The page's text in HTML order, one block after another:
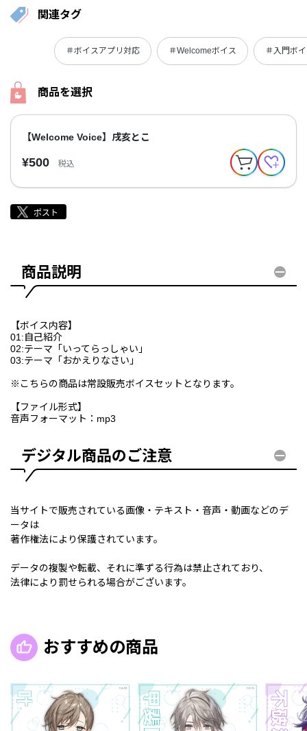
関連タグ
＃ボイスアプリ対応 ＃Welcomeボイス ＃入門ボ
商品を選択
【Welcome Voice】戌亥とこ
¥500 税込
商品説明
【ボイス内容】
01:自己紹介
02:テーマ「いってらっしゃい」
03:テーマ「おかえりなさい」
※こちらの商品は常設販売ボイスセットとなります。
【ファイル形式】
音声フォーマット：mp3
デジタル商品のご注意
当サイトで販売されている画像・テキスト・音声・動画などのデ
ータは
著作権法により保護されています。
データの複製や転載、それに準ずる行為は禁止されており、
法律により罰せられる場合がございます。
おすすめの商品